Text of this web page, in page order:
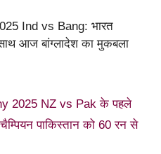
Ind vs Bang: भारत
आज बांग्लादेश का मुकबला
2025 NZ vs Pak के पहले
पाकिस्तान को 60 रन से